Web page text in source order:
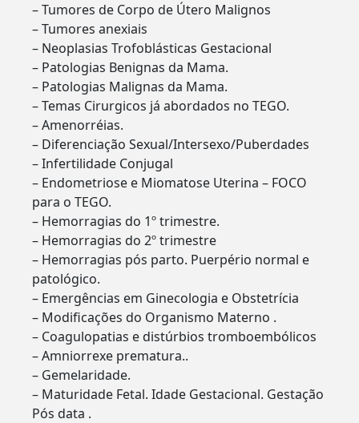
– Tumores de Corpo de Útero Malignos
– Tumores anexiais
– Neoplasias Trofoblásticas Gestacional
– Patologias Benignas da Mama.
– Patologias Malignas da Mama.
– Temas Cirurgicos já abordados no TEGO.
– Amenorréias.
– Diferenciação Sexual/Intersexo/Puberdades
– Infertilidade Conjugal
– Endometriose e Miomatose Uterina – FOCO
para o TEGO.
– Hemorragias do 1º trimestre.
– Hemorragias do 2º trimestre
– Hemorragias pós parto. Puerpério normal e
patológico.
– Emergências em Ginecologia e Obstetrícia
– Modificações do Organismo Materno .
– Coagulopatias e distúrbios tromboembólicos
– Amniorrexe prematura..
– Gemelaridade.
– Maturidade Fetal. Idade Gestacional. Gestação
Pós data .